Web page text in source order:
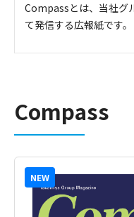
Compassとは、当社グ
て発信する広報紙です。
Compass
NEW